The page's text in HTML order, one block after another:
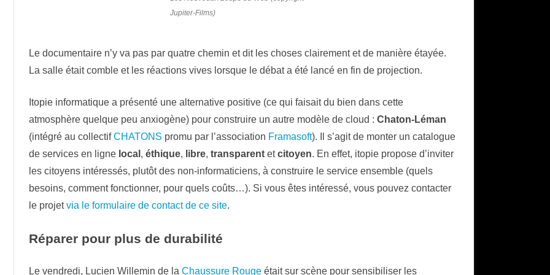
Jupiter-Films)
Le documentaire n’y va pas par quatre chemin et dit les choses clairement et de manière étayée.
La salle était comble et les réactions vives lorsque le débat a été lancé en fin de projection.
Itopie informatique a présenté une alternative positive (ce qui faisait du bien dans cette
atmosphère quelque peu anxiogène) pour construire un autre modèle de cloud :Chaton-Léman
(intégré au collectifCHATONS promu par l’association Framasoft). Il s’agit de monter un catalogue
de services en ligne local ,éthique, libre,transparent etcitoyen. En effet, itopie propose d’inviter
les citoyens intéressés, plutôt des non-informaticiens, à construire le service ensemble (quels
besoins, comment fonctionner, pour quels coûts…). Si vous êtes intéressé, vous pouvez contacter
le projetvia le formulaire de contact de ce site.
Réparer pour plus de durabilité
Le vendredi, Lucien Willemin de laChaussure Rouge était sur scène pour sensibiliser les